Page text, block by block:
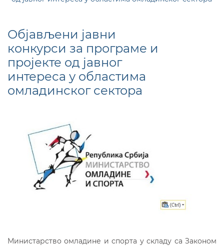
Објављени јавни
конкурси за програме и
пројекте од јавног
интереса у областима
омладинског сектора
Министарство омладине и спорта у складу са Законом